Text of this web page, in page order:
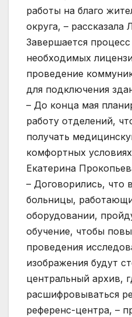
работы на благо
округа, – рассказала
Завершается
необходимых
проведение
для подключения
– До конца мая
работу отделений,
получать
комфортных
Екатерина
– Договорились, что
больницы,
оборудовании,
обучение, чтобы
проведения
изображения будут
центральный архив,
расшифровываться
референс-центра, –